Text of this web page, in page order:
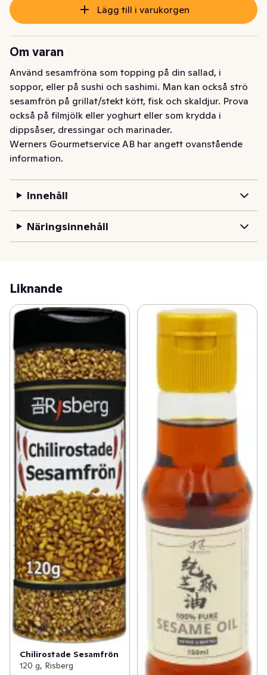
Lägg till i varukorgen
Om varan
Använd sesamfröna som topping på din sallad, i
soppor, eller på sushi och sashimi. Man kan också strö
sesamfrön på grillat/stekt kött, fisk och skaldjur. Prova
också på filmjölk eller yoghurt eller som krydda i
dippsåser, dressingar och marinader.
Werners Gourmetservice AB har angett ovanstående
information.
Innehåll
Näringsinnehåll
Liknande
Chilirostade Sesamfrön
120 g, Risberg